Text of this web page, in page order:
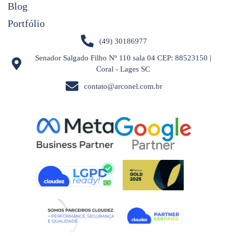
Blog
Portfólio
(49) 30186977
Senador Salgado Filho Nº 110 sala 04 CEP: 88523150 |
Coral - Lages SC
contato@arconel.com.br